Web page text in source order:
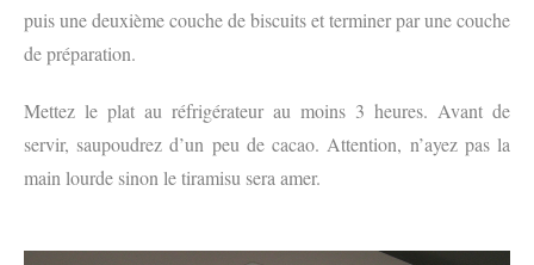
puis une deuxième couche de biscuits et terminer par une couche
de préparation.
Mettez le plat au réfrigérateur au moins 3 heures. Avant de
servir, saupoudrez d’un peu de cacao. Attention, n’ayez pas la
main lourde sinon le tiramisu sera amer.